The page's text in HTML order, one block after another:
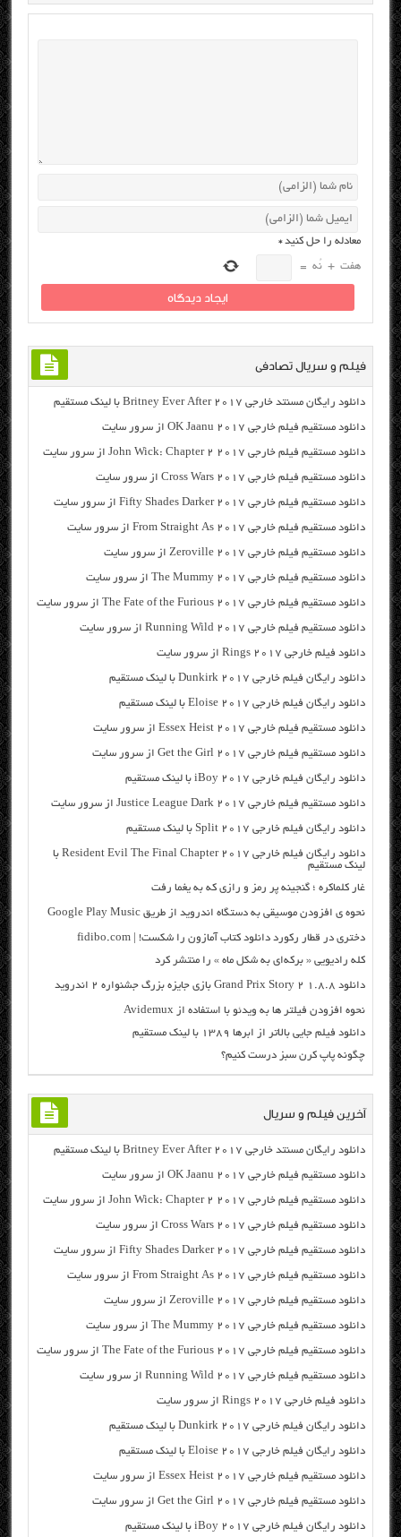
معادله را حل کنید*
هفت + نُه =
فیلم و سریال تصادفی
دانلود رایگان مسنتد خارجی Britney Ever After 2017 با لینک مستقیم
دانلود مستقیم فیلم خارجی OK Jaanu 2017 از سرور سایت
دانلود مستقیم فیلم خارجی John Wick: Chapter 2 2017 از سرور سایت
دانلود مستقیم فیلم خارجی Cross Wars 2017 از سرور سایت
دانلود مستقیم فیلم خارجی Fifty Shades Darker 2017 از سرور سایت
دانلود مستقیم فیلم خارجی From Straight As 2017 از سرور سایت
دانلود مستقیم فیلم خارجی Zeroville 2017 از سرور سایت
دانلود مستقیم فیلم خارجی The Mummy 2017 از سرور سایت
دانلود مستقیم فیلم خارجی The Fate of the Furious 2017 از سرور سایت
دانلود مستقیم فیلم خارجی Running Wild 2017 از سرور سایت
دانلود فیلم خارجی Rings 2017 از سرور سایت
دانلود رایگان فیلم خارجی Dunkirk 2017 با لینک مستقیم
دانلود رایگان فیلم خارجی Eloise 2017 با لینک مستقیم
دانلود مستقیم فیلم خارجی Essex Heist 2017 از سرور سایت
دانلود مستقیم فیلم خارجی Get the Girl 2017 از سرور سایت
دانلود رایگان فیلم خارجی iBoy 2017 با لینک مستقیم
دانلود مستقیم فیلم خارجی Justice League Dark 2017 از سرور سایت
دانلود رایگان فیلم خارجی Split 2017 با لینک مستقیم
دانلود رایگان فیلم خارجی Resident Evil The Final Chapter 2017 با
لینک مستقیم
غار کلماکره ؛ گنجینه‌ پر رمز و رازی که به یغما رفت
نحوه ی افزودن موسیقی به دستگاه اندروید از طریق Google Play Music
دختری در قطار رکورد دانلود کتاب آمازون را شکست! | fidibo.com
کله رادیویی « برکه‌ای به شکل ماه » را منتشر کرد
دانلود Grand Prix Story 2 1.8.8 بازی جایزه بزرگ جشنواره ۲ اندروید
نحوه افزودن فیلتر ها به ویدئو با استفاده از Avidemux
دانلود فیلم جایی بالاتر از ابرها ۱۳۸۹ با لینک مستقیم
چگونه پاپ کرن سبز درست کنیم؟
آخرین فیلم و سریال
دانلود رایگان مسنتد خارجی Britney Ever After 2017 با لینک مستقیم
دانلود مستقیم فیلم خارجی OK Jaanu 2017 از سرور سایت
دانلود مستقیم فیلم خارجی John Wick: Chapter 2 2017 از سرور سایت
دانلود مستقیم فیلم خارجی Cross Wars 2017 از سرور سایت
دانلود مستقیم فیلم خارجی Fifty Shades Darker 2017 از سرور سایت
دانلود مستقیم فیلم خارجی From Straight As 2017 از سرور سایت
دانلود مستقیم فیلم خارجی Zeroville 2017 از سرور سایت
دانلود مستقیم فیلم خارجی The Mummy 2017 از سرور سایت
دانلود مستقیم فیلم خارجی The Fate of the Furious 2017 از سرور سایت
دانلود مستقیم فیلم خارجی Running Wild 2017 از سرور سایت
دانلود فیلم خارجی Rings 2017 از سرور سایت
دانلود رایگان فیلم خارجی Dunkirk 2017 با لینک مستقیم
دانلود رایگان فیلم خارجی Eloise 2017 با لینک مستقیم
دانلود مستقیم فیلم خارجی Essex Heist 2017 از سرور سایت
دانلود مستقیم فیلم خارجی Get the Girl 2017 از سرور سایت
دانلود رایگان فیلم خارجی iBoy 2017 با لینک مستقیم